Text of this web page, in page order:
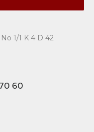
1/1 K 4 D 42
60